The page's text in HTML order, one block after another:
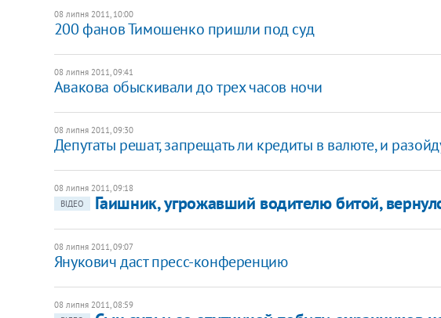
08 липня 2011, 10:00
200 фанов Тимошенко пришли под суд
08 липня 2011, 09:41
Авакова обыскивали до трех часов ночи
08 липня 2011, 09:30
Депутаты решат, запрещать ли кредиты в валюте, и
08 липня 2011, 09:18
ВІДЕО
Гаишник, угрожавший водителю битой,
08 липня 2011, 09:07
Янукович даст пресс-конференцию
08 липня 2011, 08:59